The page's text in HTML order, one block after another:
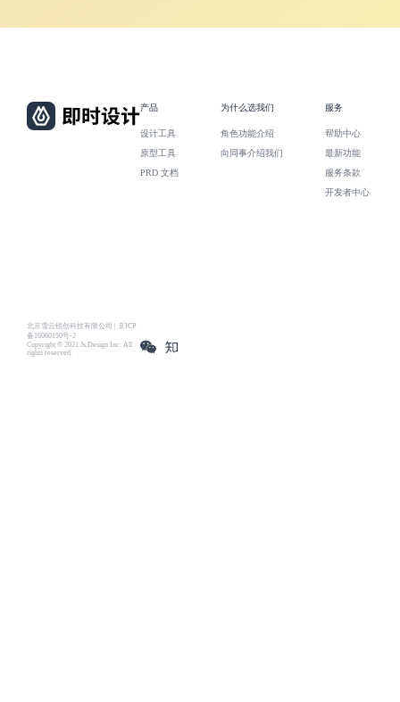
北京雪云锐创科技有限公司 | 京ICP
备16060150号-2
Copyright © 2021 Js.Design Inc. All
rights reserved.
产品
设计工具
原型工具
PRD 文档
为什么选我们
角色功能介绍
向同事介绍我们
服务
帮助中心
最新功能
服务条款
开发者中心